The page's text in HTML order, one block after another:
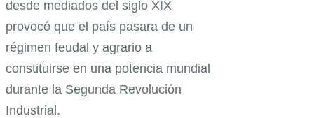
desde mediados del siglo XIX
provocó que el país pasara de un
régimen feudal y agrario a
constituirse en una potencia mundial
durante la Segunda Revolución
Industrial.